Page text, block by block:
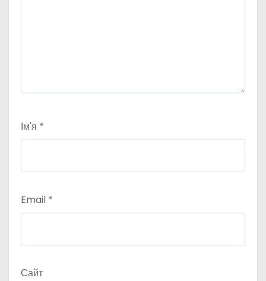
Ім'я *
Email *
Сайт